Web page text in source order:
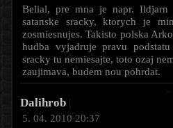
Belial, pre mna je napr.
satanske sracky, ktorych je
zosmiesnujes. Takisto polska
hudba vyjadruje pravu
sracky tu nemiesajte, toto ozaj
zaujimava, budem nou pohrdat.
Dalihrob |
5. 04. 2010 20:37